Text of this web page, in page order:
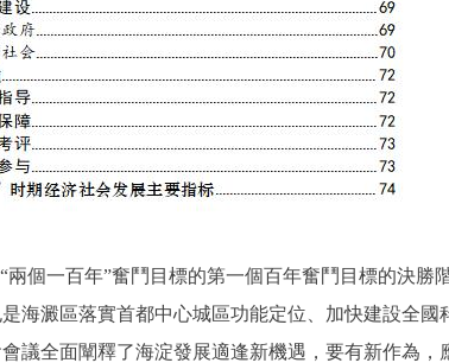
一百年”奮鬥目標的第一個百年奮鬥目標的決勝
海澱區落實首都中心城區功能定位、加快建設全國
議全面闡釋了海淀發展適逢新機遇，要有新作為，